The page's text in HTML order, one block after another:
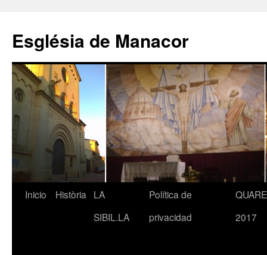
contenido
Església de Manacor
Inicio Història
LA
SIBIL.LA
Política de
privacidad
2017